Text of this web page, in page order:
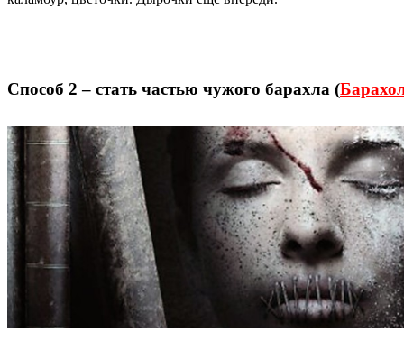
Способ 2 – стать частью чужого барахла (